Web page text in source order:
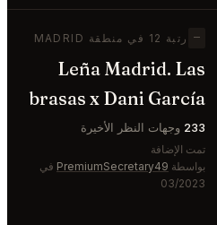
— رتبة 12 في منطقة MADRID
Leña Madrid. Las
brasas x Dani García
233 وجهات النظر الأخيرة
تمت الإضافة
بواسطة PremiumSecretary49 في
03/2023